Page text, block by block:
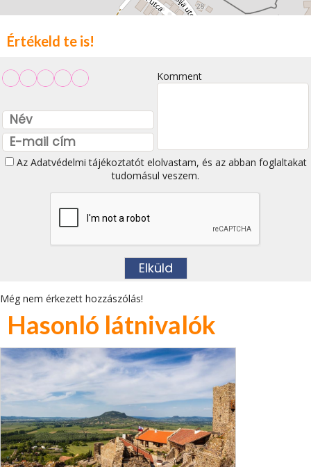
Értékeld te is!
Komment
Az Adatvédelmi tájékoztatótelolvastam, és az abban foglaltakat
tudomásul veszem.
Még nem érkezett hozzászólás!
Hasonló látnivalók